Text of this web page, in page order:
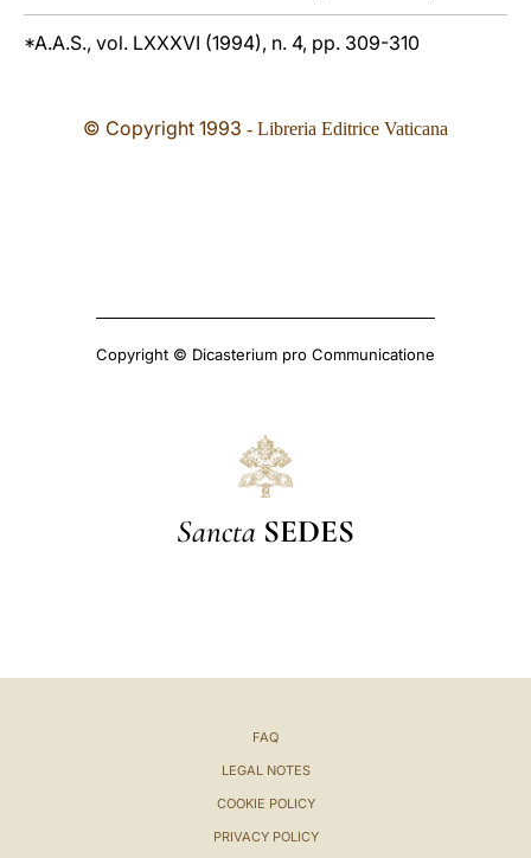
*A.A.S., vol. LXXXVI (1994), n. 4, pp. 309-310
© Copyright 1993 - Libreria Editrice Vaticana
Copyright © Dicasterium pro Communicatione
Sancta SEDES
FAQ
LEGAL NOTES
COOKIE POLICY
PRIVACY POLICY